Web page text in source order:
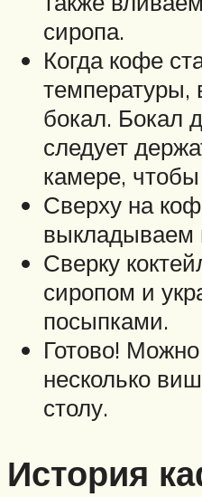
сиропа.
Когда кофе
температуры,
бокал. Бокал
следует
камере,
Сверху на
выкладываем
Сверку
сиропом и
посыпками.
Готово!
несколько
столу.
История